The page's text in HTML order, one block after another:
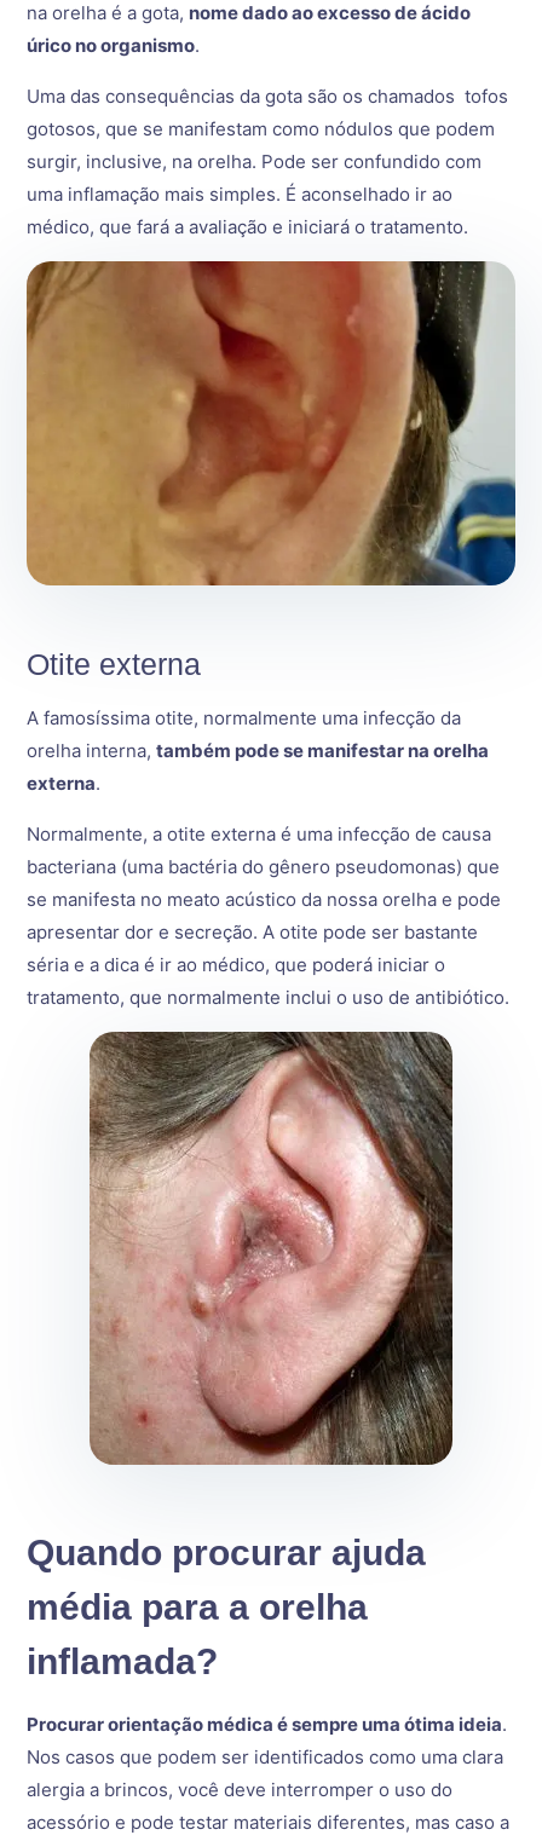
na orelha é a gota, nome dado ao excesso de ácido
úrico no organismo.
Uma das consequências da gota são os chamados tofos
gotosos, que se manifestam como nódulos que podem
surgir, inclusive, na orelha. Pode ser confundido com
uma inflamação mais simples. É aconselhado ir ao
médico, que fará a avaliação e iniciará o tratamento.
Otite externa
A famosíssima otite, normalmente uma infecção da
orelha interna,também pode se manifestar na orelha
externa.
Normalmente, a otite externa é uma infecção de causa
bacteriana (uma bactéria do gênero pseudomonas) que
se manifesta no meato acústico da nossa orelha e pode
apresentar dor e secreção. A otite pode ser bastante
séria e a dica é ir ao médico, que poderá iniciar o
tratamento, que normalmente inclui o uso de antibiótico.
Quando procurar ajuda
média para a orelha
inflamada?
Procurar orientação médica é sempre uma ótima ideia.
Nos casos que podem ser identificados como uma clara
alergia a brincos, você deve interromper o uso do
acessório e pode testar materiais diferentes, mas caso a